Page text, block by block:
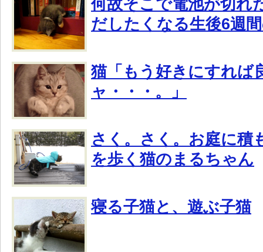
何故そこで電池が切れ
だしたくなる生後6週
猫「もう好きにすれば
ャ・・・。」
さく。さく。お庭に積
を歩く猫のまるちゃん
寝る子猫と、遊ぶ子猫